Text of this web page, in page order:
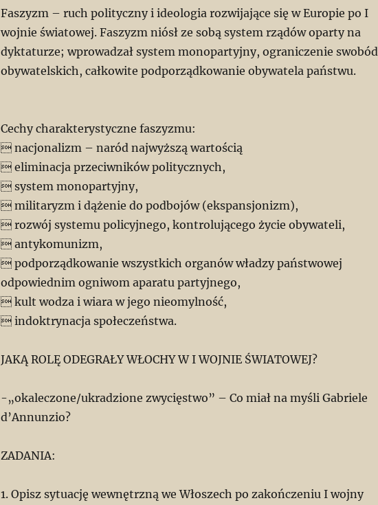
Faszyzm – ruch polityczny i ideologia rozwijające się w Europie po I
wojnie światowej. Faszyzm niósł ze sobą system rządów oparty na
dyktaturze; wprowadzał system monopartyjny, ograniczenie swobód
obywatelskich, całkowite podporządkowanie obywatela państwu.
Cechy charakterystyczne faszyzmu:
 nacjonalizm – naród najwyższą wartością
 eliminacja przeciwników politycznych,
 system monopartyjny,
 militaryzm i dążenie do podbojów (ekspansjonizm),
 rozwój systemu policyjnego, kontrolującego życie obywateli,
 antykomunizm,
 podporządkowanie wszystkich organów władzy państwowej
odpowiednim ogniwom aparatu partyjnego,
 kult wodza i wiara w jego nieomylność,
 indoktrynacja społeczeństwa.
JAKĄ ROLĘ ODEGRAŁY WŁOCHY W I WOJNIE ŚWIATOWEJ?
-„okaleczone/ukradzione zwycięstwo” – Co miał na myśli Gabriele
d’Annunzio?
ZADANIA:
1. Opisz sytuację wewnętrzną we Włoszech po zakończeniu I wojny